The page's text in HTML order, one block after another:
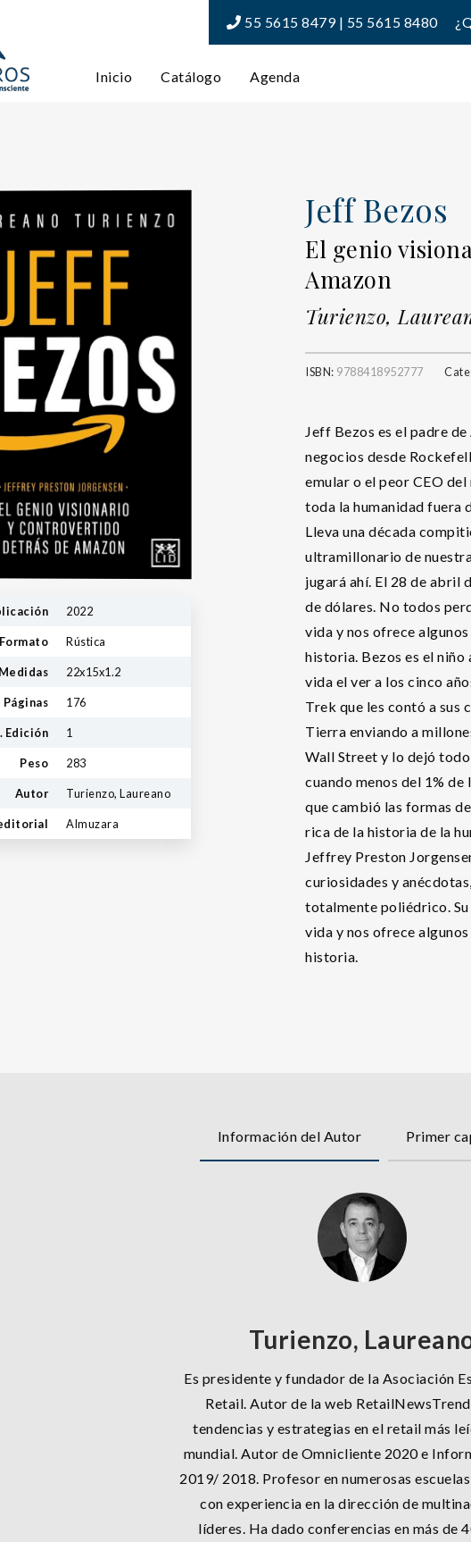
55 5615 8479 | 55 5615 8480
Inicio Catálogo Agenda
2022
Formato Rústica
Medidas 22x15x1.2
Páginas 176
Edición 1
Peso 283
Autor Turienzo, Laureano
Almuzara
Jeff Bezos
El genio
Amazon
Turienzo,
ISBN: 9788418952777
Jeff Bezos es el padre
negocios desde
emular o el peor CEO
toda la humanidad fuera
Lleva una década
ultramillonario de
jugará ahí. El 28 de abril
de dólares. No todos
vida y nos ofrece
historia. Bezos es el
vida el ver a los cinco
Trek que les contó a sus
Tierra enviando a
Wall Street y lo dejó
cuando menos del 1%
que cambió las formas
rica de la historia de la
Jeffrey Preston
curiosidades y
totalmente poliédrico. Su
vida y nos ofrece
historia.
Información del Autor Primer
Turienzo,
Es presidente y fundador de la Asociación
Retail. Autor de la web
tendencias y estrategias en el retail más
mundial. Autor de Omnicliente 2020 e
2019/ 2018. Profesor en numerosas
con experiencia en la dirección de
líderes. Ha dado conferencias en más de